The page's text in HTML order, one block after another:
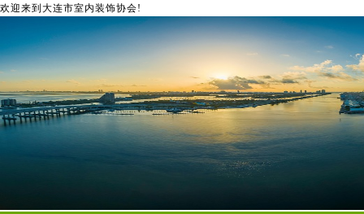
欢迎来到大连市室内装饰协会!